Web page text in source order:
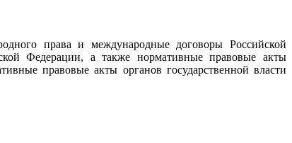
права и международные договоры Российской
Федерации, а также нормативные правовые акты
правовые акты органов государственной власти